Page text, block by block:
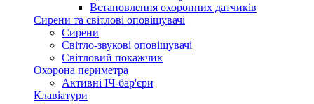
Встановлення охоронних датчиків
Сирени та світлові оповіщувачі
Сирени
Світло-звукові оповіщувачі
Світловий покажчик
Охорона периметра
Активні ІЧ-бар'єри
Клавіатури